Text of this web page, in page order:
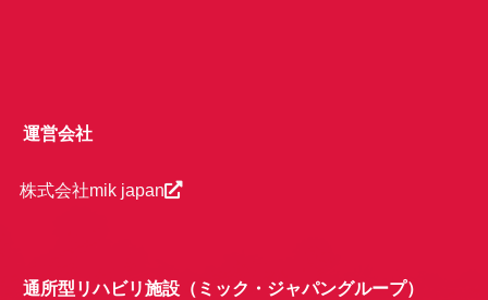
運営会社
株式会社mik japan
通所型リハビリ施設（ミック・ジャパングループ）